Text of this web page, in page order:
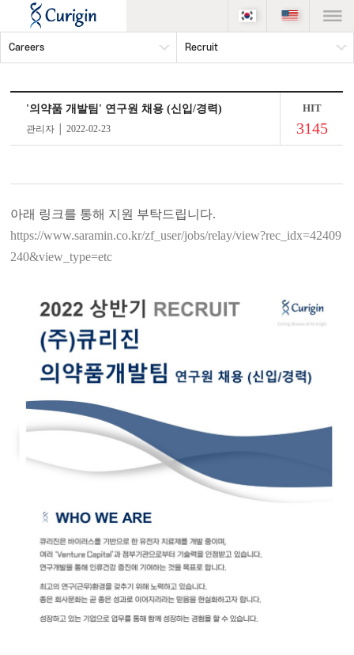
Careers Recruit
'의약품 개발팀' 연구원 채용 (신입/경력)
관리자 │ 2022-02-23
HIT
3145
아래 링크를 통해 지원 부탁드립니다.
https://www.saramin.co.kr/zf_user/jobs/relay/view?rec_idx=42409
240&view_type=etc